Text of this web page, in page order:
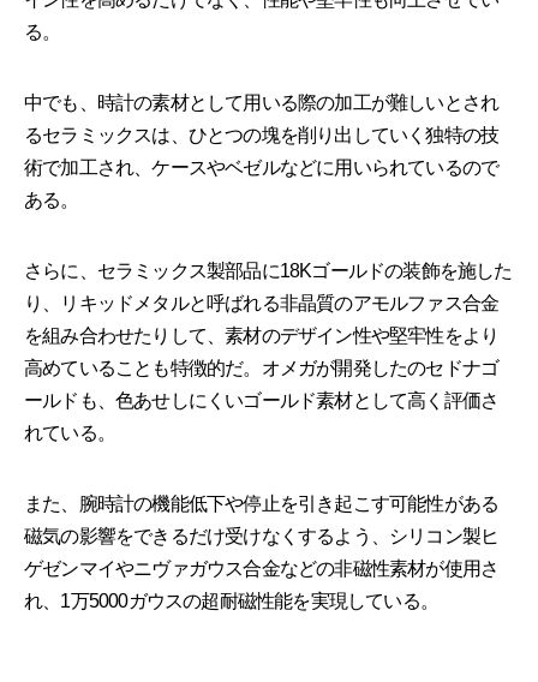
る。
中でも、時計の素材として用いる際の加工が難しいとされ
るセラミックスは、ひとつの塊を削り出していく独特の技
術で加工され、ケースやベゼルなどに用いられているので
ある。
さらに、セラミックス製部品に18Kゴールドの装飾を施した
り、リキッドメタルと呼ばれる非晶質のアモルファス合金
を組み合わせたりして、素材のデザイン性や堅牢性をより
高めていることも特徴的だ。オメガが開発したのセドナゴ
ールドも、色あせしにくいゴールド素材として高く評価さ
れている。
また、腕時計の機能低下や停止を引き起こす可能性がある
磁気の影響をできるだけ受けなくするよう、シリコン製ヒ
ゲゼンマイやニヴァガウス合金などの非磁性素材が使用さ
れ、1万5000ガウスの超耐磁性能を実現している。